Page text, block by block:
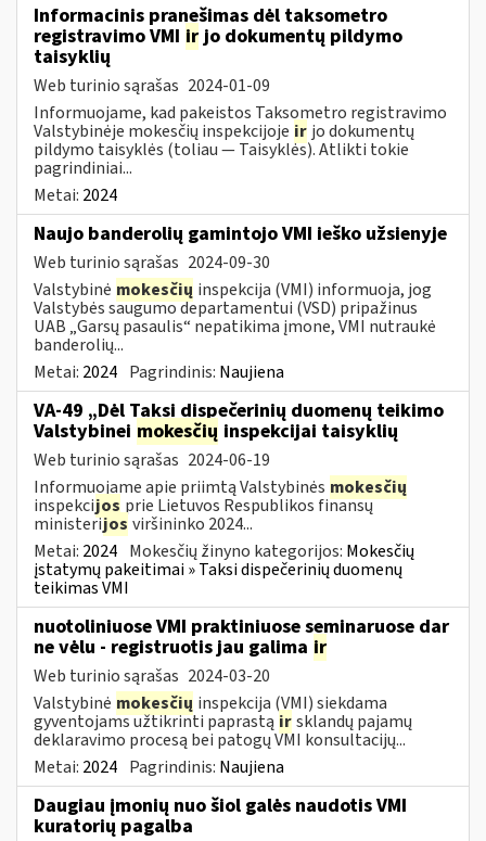
Informacinis pranešimas dėl taksometro
registravimo VMI irjo dokumentų pildymo
taisyklių
Web turinio sąrašas 2024-01-09
Informuojame, kad pakeistos Taksometro registravimo
Valstybinėje mokesčių inspekcijoje ir jo dokumentų
pildymo taisyklės (toliau — Taisyklės). Atlikti tokie
pagrindiniai...
Metai: 2024
Naujo banderolių gamintojo VMI ieško užsienyje
Web turinio sąrašas 2024-09-30
Valstybinė mokesčių inspekcija (VMI) informuoja, jog
Valstybės saugumo departamentui (VSD) pripažinus
UAB „Garsų pasaulis“ nepatikima įmone, VMI nutraukė
banderolių...
Metai: 2024 Pagrindinis: Naujiena
VA-49 „Dėl Taksi dispečerinių duomenų teikimo
Valstybinei mokesčių inspekcijai taisyklių
Web turinio sąrašas 2024-06-19
Informuojame apie priimtą Valstybinės mokesčių
inspekcijos prie Lietuvos Respublikos finansų
ministerijos viršininko 2024...
Metai: 2024 Mokesčių žinyno kategorijos: Mokesčių
įstatymų pakeitimai » Taksi dispečerinių duomenų
teikimas VMI
nuotoliniuose VMI praktiniuose seminaruose dar
ne vėlu - registruotis jau galima ir
Web turinio sąrašas 2024-03-20
Valstybinė mokesčių inspekcija (VMI) siekdama
gyventojams užtikrinti paprastą irsklandų pajamų
deklaravimo procesą bei patogų VMI konsultacijų...
Metai: 2024 Pagrindinis: Naujiena
Daugiau įmonių nuo šiol galės naudotis VMI
kuratorių pagalba